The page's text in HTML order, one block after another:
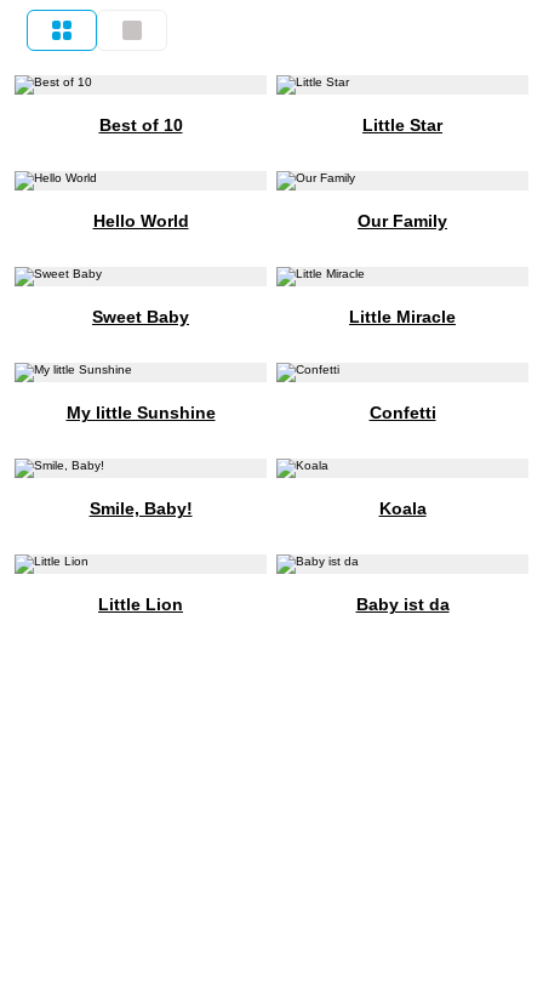
Best of 10 Little Star
Hello World Our Family
Sweet Baby Little Miracle
My little Sunshine Confetti
Smile, Baby! Koala
Little Lion Baby ist da